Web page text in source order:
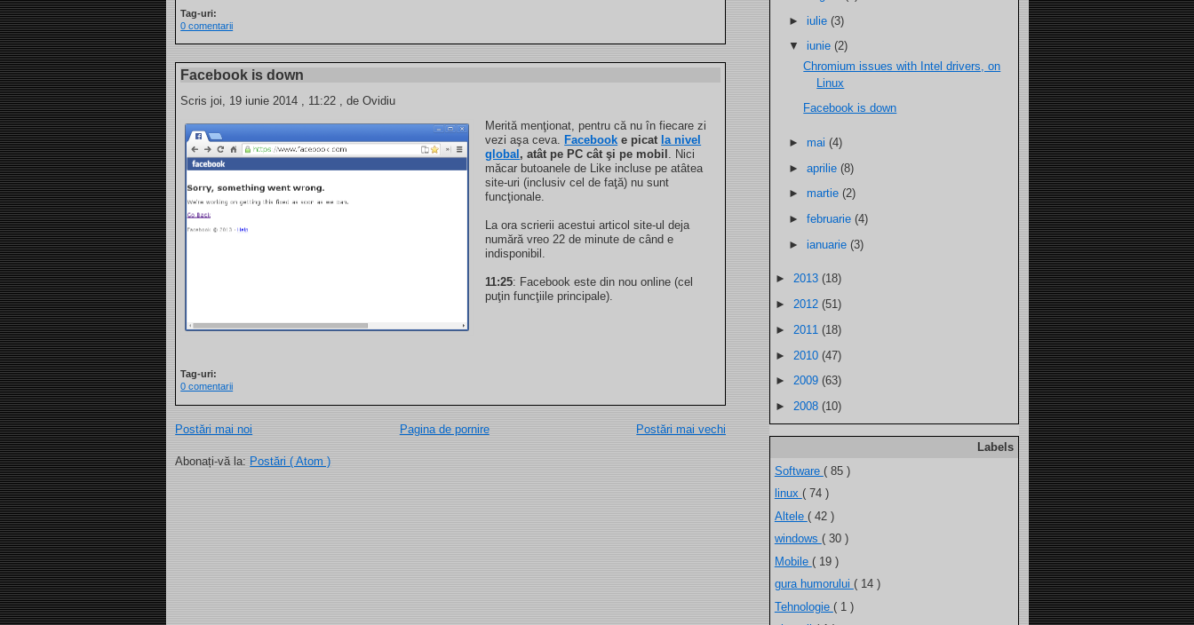
Tag-uri:
0 comentarii
Facebook is down
Scris joi, 19 iunie 2014 , 11:22 , de Ovidiu
Merită menţionat, pentru că nu în fiecare zi
vezi aşa ceva.Facebook e picat la nivel
global, atât pe PC cât şi pe mobil . Nici
măcar butoanele de Like incluse pe atâtea
site-uri (inclusiv cel de faţă) nu sunt
funcţionale.
La ora scrierii acestui articol site-ul deja
numără vreo 22 de minute de când e
indisponibil.
11:25: Facebook este din nou online (cel
puţin funcţiile principale).
Tag-uri:
0 comentarii
Postări mai noi Postări mai vechi
Pagina de pornire
Abonați-vă la: Postări ( Atom )
►iulie(3)
▼iunie(2)
Chromium issues with Intel drivers, on
Linux
Facebook is down
►mai(4)
►aprilie(8)
►martie(2)
►februarie(4)
►ianuarie(3)
► 2013 (18)
► 2012 (51)
► 2011 (18)
► 2010 (47)
► 2009 (63)
► 2008 (10)
Labels
Software ( 85 )
linux ( 74 )
Altele ( 42 )
windows ( 30 )
Mobile ( 19 )
gura humorului ( 14 )
Tehnologie ( 1 )